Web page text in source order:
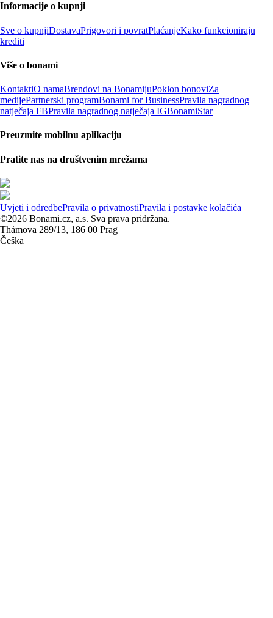
Informacije o kupnji
Sve o kupnjiDostavaPrigovori i povratPlaćanjeKako funkcioniraju
krediti
Više o bonami
KontaktiO namaBrendovi na BonamijuPoklon bonoviZa
medijePartnerski programBonami for BusinessPravila nagradnog
natječaja FBPravila nagradnog natječaja IGBonamiStar
Preuzmite mobilnu aplikaciju
Pratite nas na društvenim mrežama
Uvjeti i odredbePravila o privatnostiPravila i postavke kolačića
©2026 Bonami.cz, a.s. Sva prava pridržana.
Thámova 289/13, 186 00 Prag
Češka